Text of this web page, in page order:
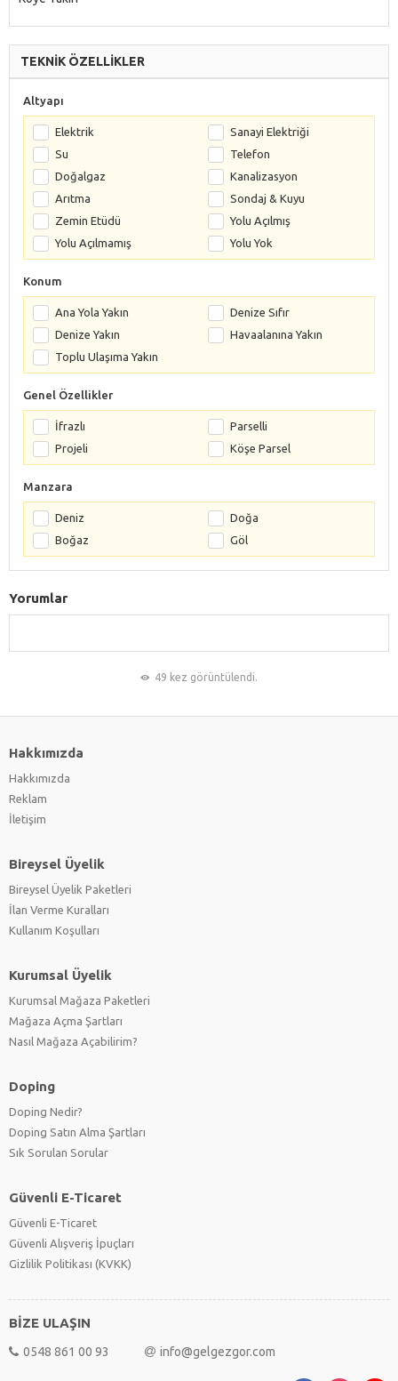
TEKNİK ÖZELLİKLER
Altyapı
Elektrik
Sanayi Elektriği
Su
Telefon
Doğalgaz
Kanalizasyon
Arıtma
Sondaj & Kuyu
Zemin Etüdü
Yolu Açılmış
Yolu Açılmamış
Yolu Yok
Konum
Ana Yola Yakın
Denize Sıfır
Denize Yakın
Havaalanına Yakın
Toplu Ulaşıma Yakın
Genel Özellikler
İfrazlı
Parselli
Projeli
Köşe Parsel
Manzara
Deniz
Doğa
Boğaz
Göl
Yorumlar
49 kez görüntülendi.
Hakkımızda
Hakkımızda
Reklam
İletişim
Bireysel Üyelik
Bireysel Üyelik Paketleri
İlan Verme Kuralları
Kullanım Koşulları
Kurumsal Üyelik
Kurumsal Mağaza Paketleri
Mağaza Açma Şartları
Nasıl Mağaza Açabilirim?
Doping
Doping Nedir?
Doping Satın Alma Şartları
Sık Sorulan Sorular
Güvenli E-Ticaret
Güvenli E-Ticaret
Güvenli Alışveriş İpuçları
Gizlilik Politikası (KVKK)
BİZE ULAŞIN
0548 861 00 93 info@gelgezgor.com